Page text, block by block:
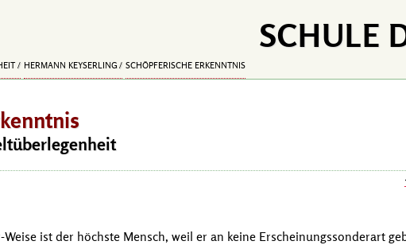
SCHULE
HERMANN KEYSERLING SCHÖPFERISCHE ERKENNTNIS
ist der höchste Mensch, weil er an keine Erscheinungssonderart